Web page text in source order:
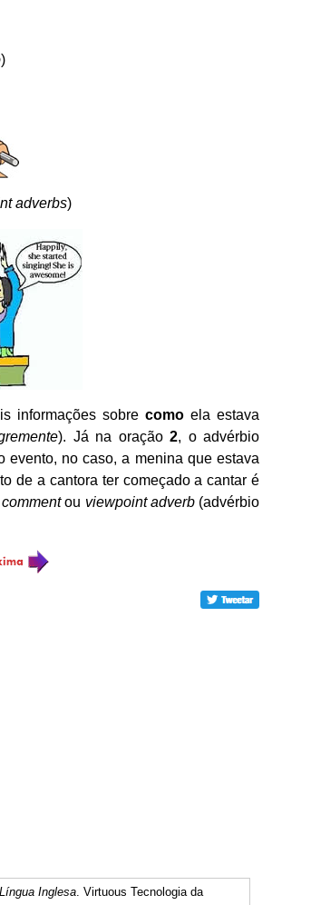
)
adverbs)
informações sobrecomo ela estava
). Já na oração2, o advérbio
evento, no caso, a menina que estava
de a cantora ter começado a cantar é
ou viewpoint adverb(advérbio
Inglesa. Virtuous Tecnologia da